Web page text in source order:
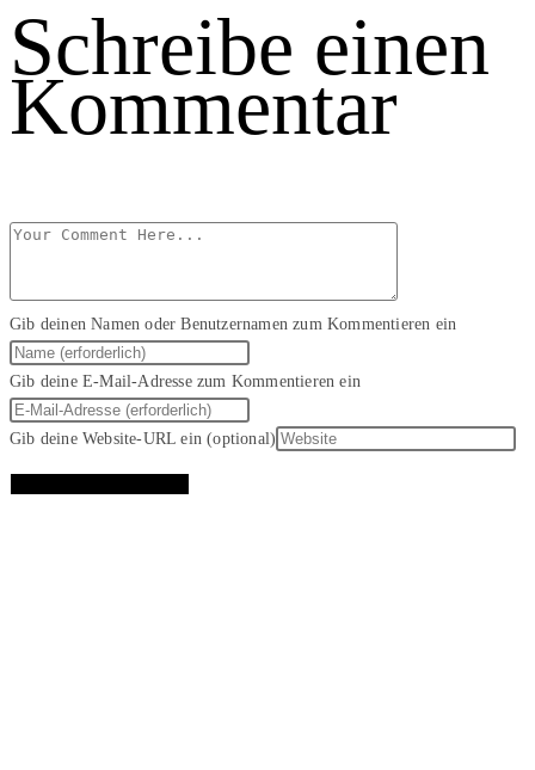
Schreibe einen
Kommentar
Gib deinen Namen oder Benutzernamen zum Kommentieren ein
Gib deine E-Mail-Adresse zum Kommentieren ein
Gib deine Website-URL ein (optional)